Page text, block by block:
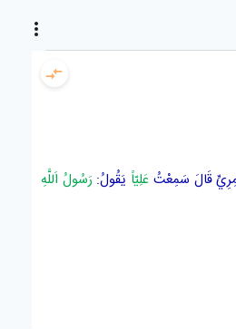
قَالَ سَمِعْتُ عَلِيّاً يَقُولُ: رَسُولُ اَللَّهِ